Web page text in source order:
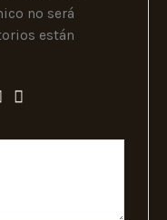
no será
están